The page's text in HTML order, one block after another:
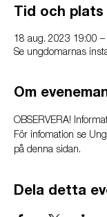
Tid och plats
18 aug. 2023 19:00
Se ungdomarnas
Om
OBSERVERA!
För infomation se
på denna sidan.
Dela detta